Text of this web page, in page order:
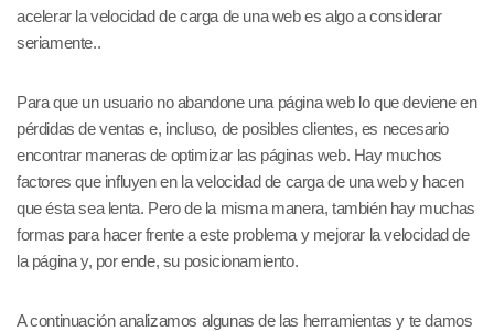
acelerar la velocidad de carga de una web es algo a considerar
seriamente..
Para que un usuario no abandone una página web lo que deviene en
pérdidas de ventas e, incluso, de posibles clientes, es necesario
encontrar maneras de optimizar las páginas web. Hay muchos
factores que influyen en la velocidad de carga de una web y hacen
que ésta sea lenta. Pero de la misma manera, también hay muchas
formas para hacer frente a este problema y mejorar la velocidad de
la página y, por ende, su posicionamiento.
A continuación analizamos algunas de las herramientas y te damos